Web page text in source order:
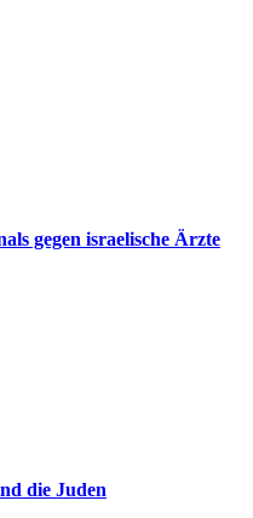
gegen israelische Ärzte
die Juden